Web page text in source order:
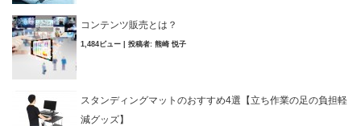
コンテンツ販売とは？
1,484ビュー 投稿者: 熊崎 悦子
スタンディングマットのおすすめ4選【立ち作業の足の負担軽
減グッズ】